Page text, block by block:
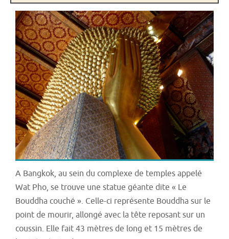
A Bangkok, au sein du complexe de temples appelé
Wat Pho, se trouve une statue géante dite « Le
Bouddha couché ». Celle-ci représente Bouddha sur le
point de mourir, allongé avec la tête reposant sur un
coussin. Elle fait 43 mètres de long et 15 mètres de